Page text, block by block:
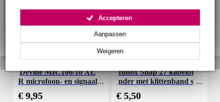
Weigeren
Aanpassen
Accepteren
Devine MIC100/10 XL
R microfoon- en signaal
€ 9,95
Innox Snap 27 kabelbi
nder met klittenband s
€ 5,50